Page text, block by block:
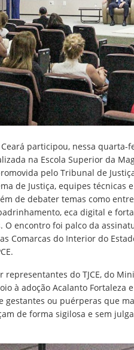
participou, nessa quarta-
na Escola Superior da
pelo Tribunal de
de Justiça, equipes técnicas
de debater temas como
eca digital e
O encontro foi palco da
Comarcas do Interior do
representantes do TJCE, do
à adoção Acalanto Fortaleza
gestantes ou puérperas que
de forma sigilosa e sem